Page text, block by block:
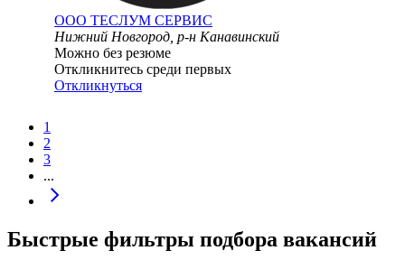
ООО ТЕСЛУМ СЕРВИС
Нижний Новгород, р-н Канавинский
Можно без резюме
Откликнитесь среди первых
Откликнуться
1
2
3
...
Быстрые фильтры подбора вакансий